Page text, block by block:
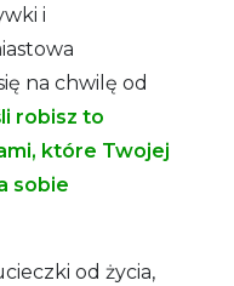
i
na chwilę od
robisz to
które Twojej
sobie
od życia,